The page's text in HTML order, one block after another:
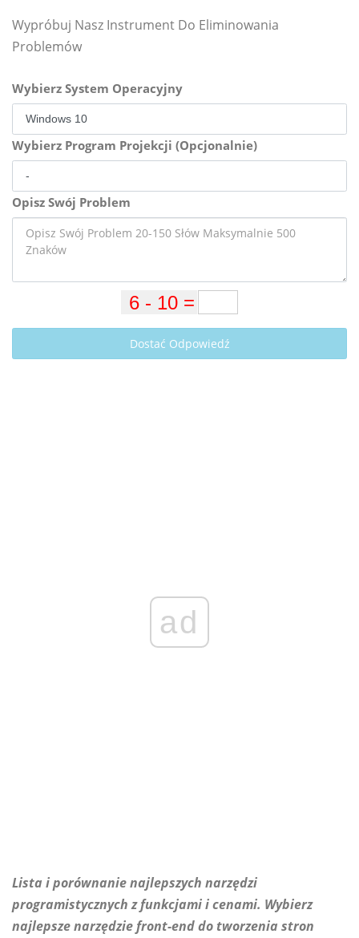
Wypróbuj Nasz Instrument Do Eliminowania
Problemów
Wybierz System Operacyjny
Wybierz Program Projekcji (Opcjonalnie)
Opisz Swój Problem
Dostać Odpowiedź
ad
Lista i porównanie najlepszych narzędzi
programistycznych z funkcjami i cenami. Wybierz
najlepsze narzędzie front-end do tworzenia stron